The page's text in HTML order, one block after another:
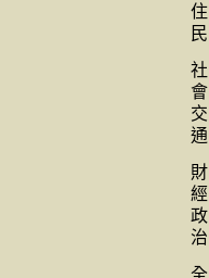
住
民
社
會
交
通
財
經
政
治
全